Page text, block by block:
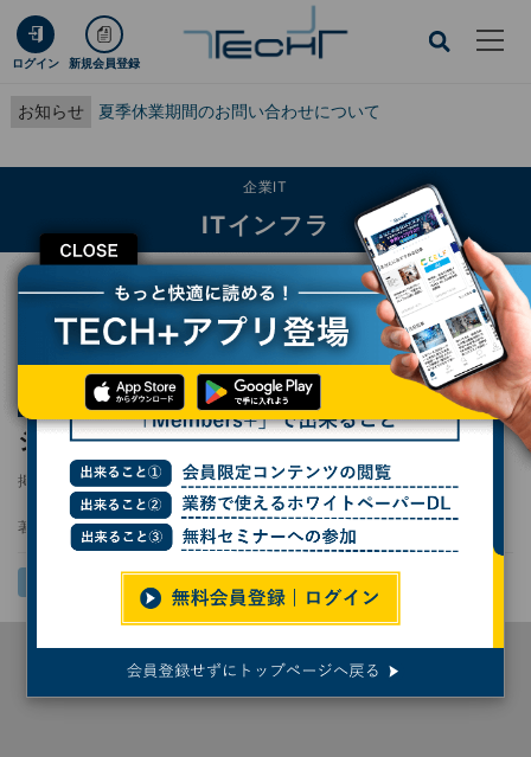
ログイン 新規会員登録
お知らせ 夏季休業期間のお問い合わせについて
CLOSE
企業IT
ITインフラ
TECH+ 企業IT ITインフラ システムの統合化(18)F-35の場合
連載
軍事とIT
システムの統合化(18)F-35の場合
掲載日 2024/11/16 11:36
著者： 井上孝司